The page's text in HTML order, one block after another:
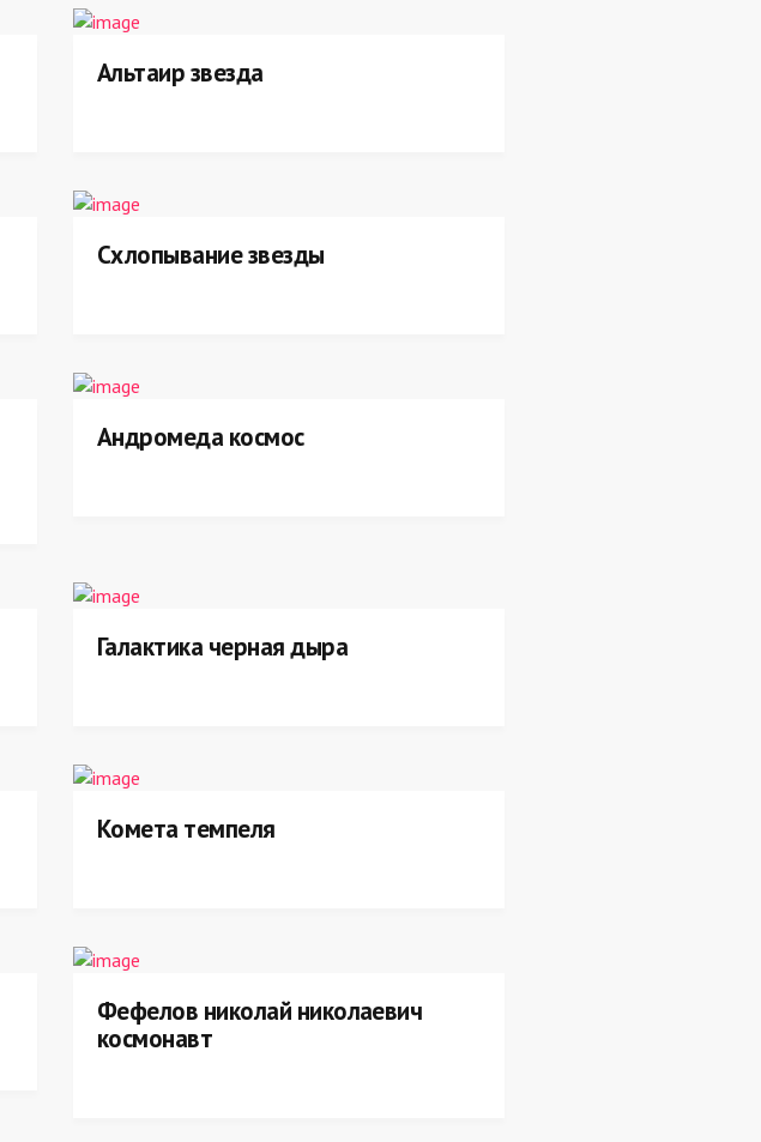
Альтаир звезда
Схлопывание звезды
Андромеда космос
Галактика черная дыра
Комета темпеля
Фефелов николай николаевич
космонавт